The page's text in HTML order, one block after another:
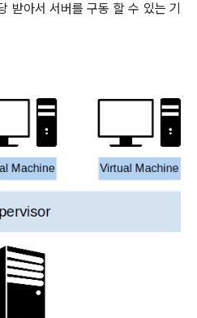
받아서 서버를 구동 할 수 있는 기